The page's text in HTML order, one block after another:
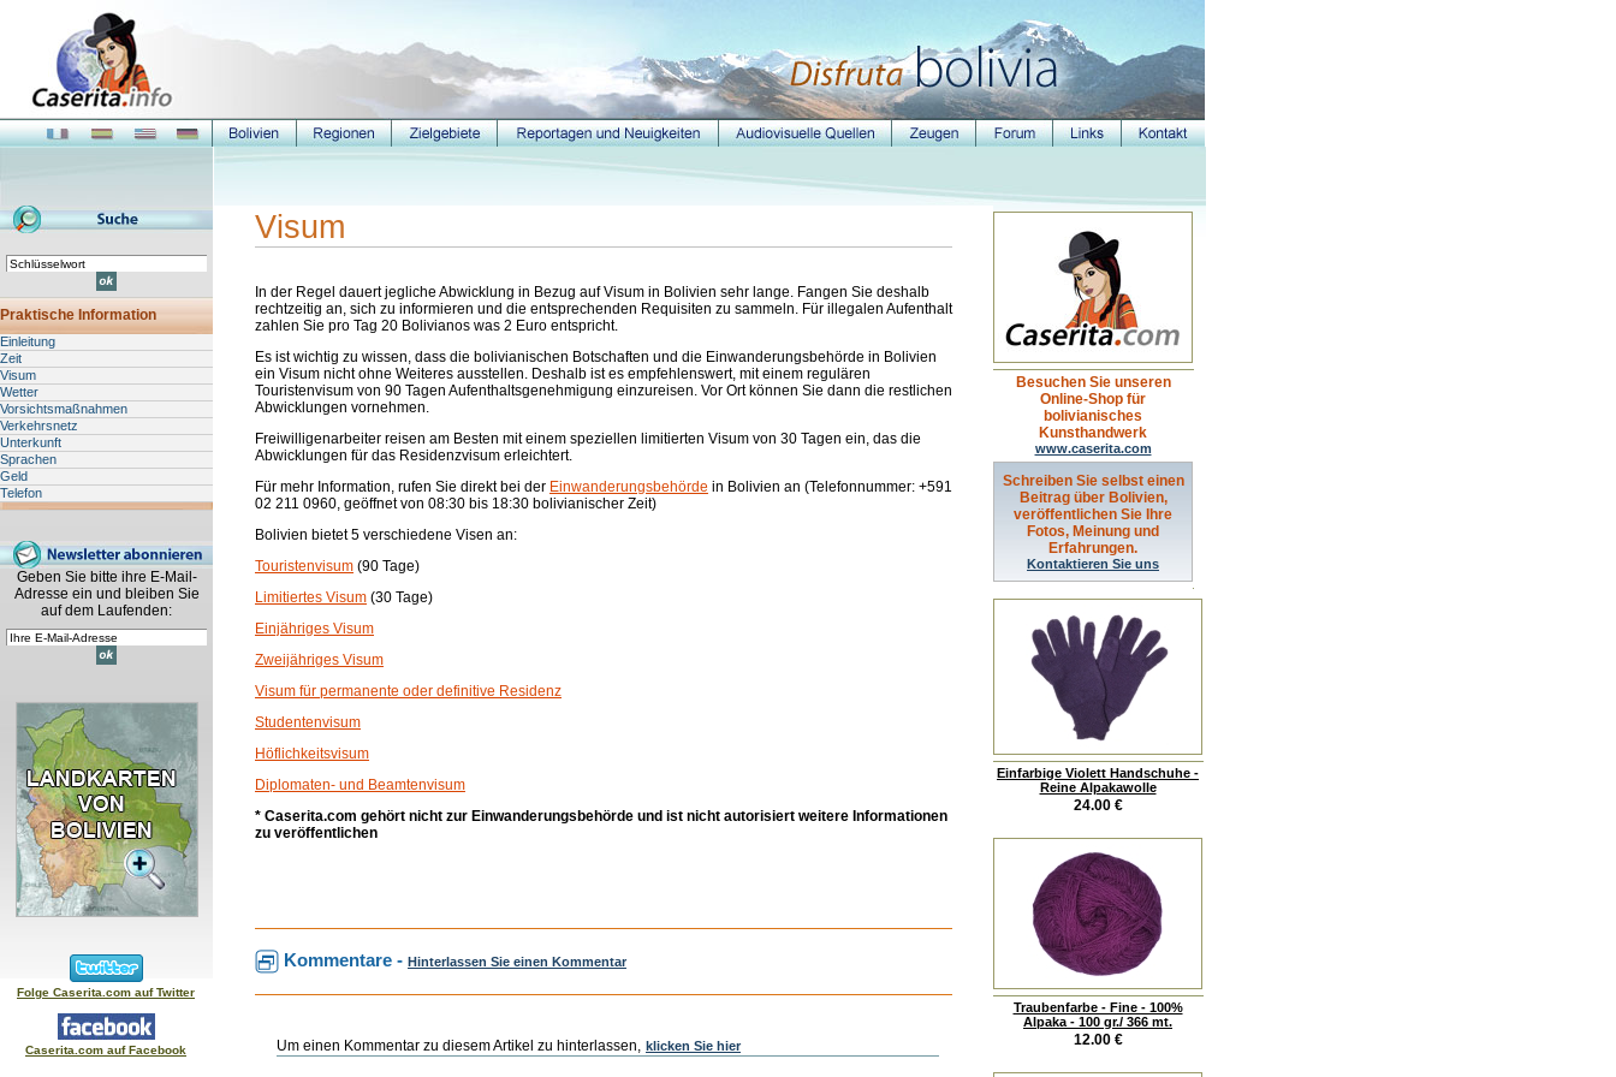
Praktische Information
Einleitung
Zeit
Visum
Wetter
Vorsichtsmaßnahmen
Verkehrsnetz
Unterkunft
Sprachen
Geld
Telefon
Geben Sie bitte ihre E-Mail-
Adresse ein und bleiben Sie
auf dem Laufenden:
Folge Caserita.com auf Twitter
Caserita.com auf Facebook
Visum
In der Regel dauert jegliche Abwicklung in Bezug auf Visum in Bolivien sehr lange. Fangen Sie deshalb
rechtzeitig an, sich zu informieren und die entsprechenden Requisiten zu sammeln. Für illegalen Aufenthalt
zahlen Sie pro Tag 20 Bolivianos was 2 Euro entspricht.
Es ist wichtig zu wissen, dass die bolivianischen Botschaften und die Einwanderungsbehörde in Bolivien
ein Visum nicht ohne Weiteres ausstellen. Deshalb ist es empfehlenswert, mit einem regulären
Touristenvisum von 90 Tagen Aufenthaltsgenehmigung einzureisen. Vor Ort können Sie dann die restlichen
Abwicklungen vornehmen.
Freiwilligenarbeiter reisen am Besten mit einem speziellen limitierten Visum von 30 Tagen ein, das die
Abwicklungen für das Residenzvisum erleichtert.
Für mehr Information, rufen Sie direkt bei der Einwanderungsbehörde in Bolivien an (Telefonnummer: +591
02 211 0960, geöffnet von 08:30 bis 18:30 bolivianischer Zeit)
Bolivien bietet 5 verschiedene Visen an:
Touristenvisum (90 Tage)
Limitiertes Visum (30 Tage)
Einjähriges Visum
Zweijähriges Visum
Visum für permanente oder definitive Residenz
Studentenvisum
Höflichkeitsvisum
Diplomaten- und Beamtenvisum
* Caserita.com gehört nicht zur Einwanderungsbehörde und ist nicht autorisiert weitere Informationen
zu veröffentlichen
Kommentare - Hinterlassen Sie einen Kommentar
Um einen Kommentar zu diesem Artikel zu hinterlassen, klicken Sie hier
Besuchen Sie unseren
Online-Shop für
bolivianisches
Kunsthandwerk
www.caserita.com
Schreiben Sie selbst einen
Beitrag über Bolivien,
veröffentlichen Sie Ihre
Fotos, Meinung und
Erfahrungen.
Kontaktieren Sie uns
Einfarbige Violett Handschuhe -
Reine Alpakawolle
24.00 €
Traubenfarbe - Fine - 100%
Alpaka - 100 gr./ 366 mt.
12.00 €